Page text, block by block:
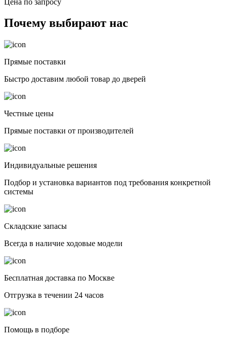
Почему выбирают нас
Прямые поставки
Быстро доставим любой товар до дверей
Честные цены
Прямые поставки от производителей
Индивидуальные решения
Подбор и установка вариантов под требования конкретной
системы
Складские запасы
Всегда в наличие ходовые модели
Бесплатная доставка по Москве
Отгрузка в течении 24 часов
Помощь в подборе